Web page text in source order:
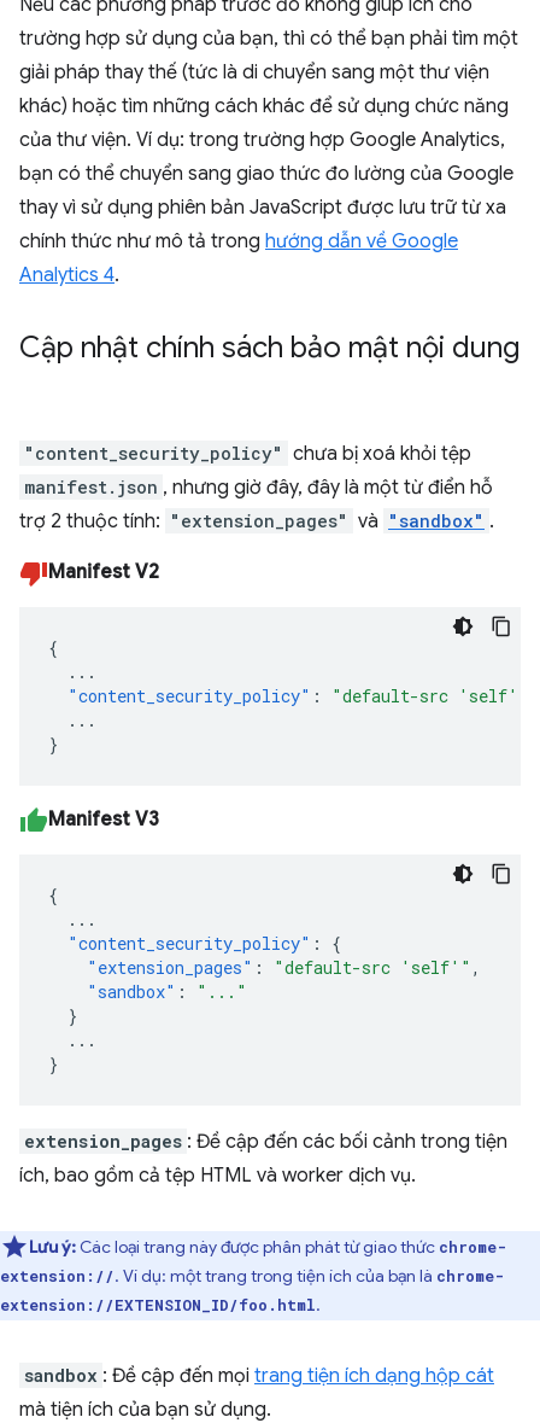
trường hợp sử dụng của bạn, thì có thể bạn phải tìm một
giải pháp thay thế (tức là di chuyển sang một thư viện
khác) hoặc tìm những cách khác để sử dụng chức năng
của thư viện. Ví dụ: trong trường hợp Google Analytics,
bạn có thể chuyển sang giao thức đo lường của Google
thay vì sử dụng phiên bản JavaScript được lưu trữ từ xa
chính thức như mô tả trong hướng dẫn về Google
Analytics 4.
Cập nhật chính sách bảo mật nội dung
"content_security_policy" chưa bị xoá khỏi tệp
manifest.json , nhưng giờ đây, đây là một từ điển hỗ
trợ 2 thuộc tính: "extension_pages" và "sandbox" .
Manifest V2
{
...
"content_security_policy" :
"default-src 'self'"
...
}
Manifest V3
{
...
"content_security_policy" :
{
"extension_pages" : "default-src 'self'" ,
"sandbox" :
"..."
}
...
}
extension_pages : Đề cập đến các bối cảnh trong tiện
ích, bao gồm cả tệp HTML và worker dịch vụ.
Lưu ý: Các loại trang này được phân phát từ giao thức chrome-
extension://. Ví dụ: một trang trong tiện ích của bạn là chrome-
extension://EXTENSION_ID/foo.html.
sandbox : Đề cập đến mọi trang tiện ích dạng hộp cát
mà tiện ích của bạn sử dụng.